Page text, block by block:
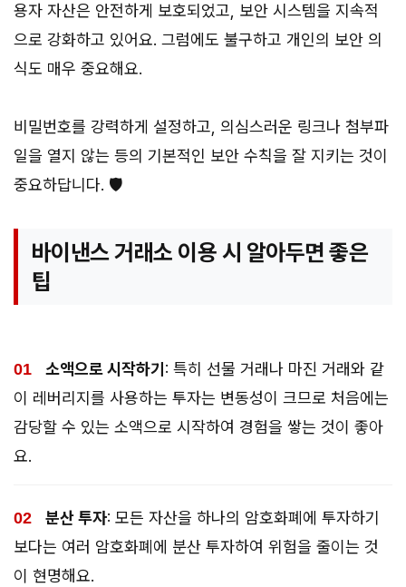
용자 자산은 안전하게 보호되었고, 보안 시스템을 지속적
으로 강화하고 있어요. 그럼에도 불구하고 개인의 보안 의
식도 매우 중요해요.
비밀번호를 강력하게 설정하고, 의심스러운 링크나 첨부파
일을 열지 않는 등의 기본적인 보안 수칙을 잘 지키는 것이
중요하답니다. 🛡️
바이낸스 거래소 이용 시 알아두면 좋은
팁
소액으로 시작하기 : 특히 선물 거래나 마진 거래와 같
이 레버리지를 사용하는 투자는 변동성이 크므로 처음에는
감당할 수 있는 소액으로 시작하여 경험을 쌓는 것이 좋아
요.
분산 투자: 모든 자산을 하나의 암호화폐에 투자하기
보다는 여러 암호화폐에 분산 투자하여 위험을 줄이는 것
이 현명해요.